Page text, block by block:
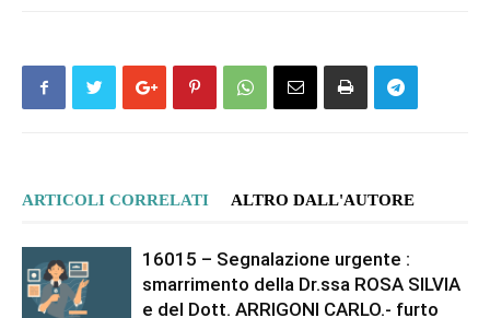
ARTICOLI CORRELATI ALTRO DALL'AUTORE
16015 – Segnalazione urgente :
smarrimento della Dr.ssa ROSA SILVIA
e del Dott. ARRIGONI CARLO.- furto